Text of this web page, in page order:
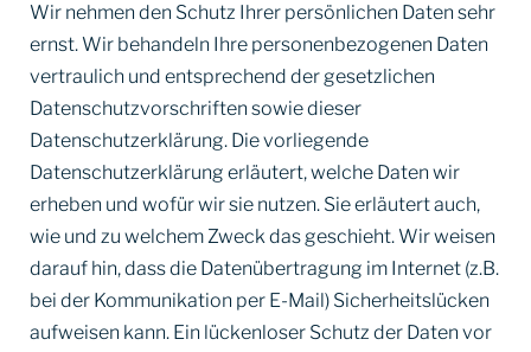
Wir nehmen den Schutz Ihrer persönlichen Daten sehr
ernst. Wir behandeln Ihre personenbezogenen Daten
vertraulich und entsprechend der gesetzlichen
Datenschutzvorschriften sowie dieser
Datenschutzerklärung. Die vorliegende
Datenschutzerklärung erläutert, welche Daten wir
erheben und wofür wir sie nutzen. Sie erläutert auch,
wie und zu welchem Zweck das geschieht. Wir weisen
darauf hin, dass die Datenübertragung im Internet (z.B.
bei der Kommunikation per E-Mail) Sicherheitslücken
aufweisen kann. Ein lückenloser Schutz der Daten vor